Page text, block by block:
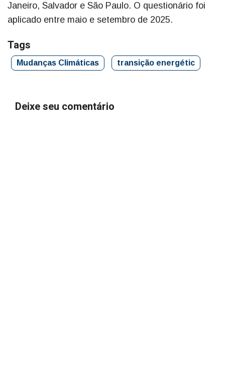
Janeiro, Salvador e São Paulo. O questionário foi
aplicado entre maio e setembro de 2025.
Tags
Mudanças Climáticas transição energétic
Deixe seu comentário